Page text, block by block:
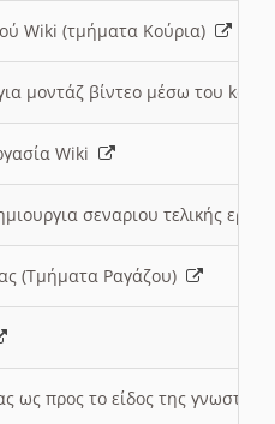
Wiki (τμήματα Κούρια)
μοντάζ βίντεο μέσω του
Wiki
σεναριου τελικής
(Τμήματα Ραγάζου)
ως προς το είδος της